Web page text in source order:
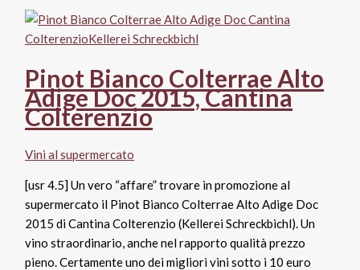
Riserva
2012,
Mezzacorona
Pinot Bianco Colterrae Alto
Adige Doc 2015, Cantina
Colterenzio
Vini al supermercato
[usr 4.5] Un vero “affare” trovare in promozione al
supermercato il Pinot Bianco Colterrae Alto Adige Doc
2015 di Cantina Colterenzio (Kellerei Schreckbichl). Un
vino straordinario, anche nel rapporto qualità prezzo
pieno. Certamente uno dei migliori vini sotto i 10 euro